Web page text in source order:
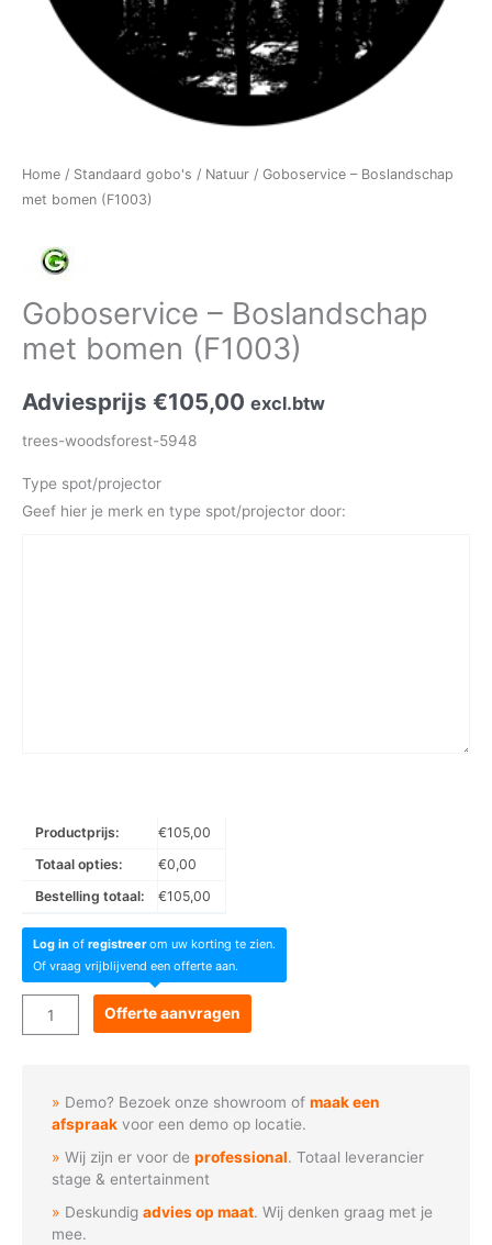
Home / Standaard gobo's / Natuur / Goboservice – Boslandschap
met bomen (F1003)
Goboservice – Boslandschap
met bomen (F1003)
Adviesprijs €105,00 excl.btw
trees-woodsforest-5948
Type spot/projector
Geef hier je merk en type spot/projector door:
Productprijs: €105,00
Totaal opties:
€0,00
Bestelling totaal:
€105,00
Log in of registreerom uw korting te zien.
Of vraag vrijblijvend een offerte aan.
Goboservice
-
bomen
aantal
Offerte aanvragen
Demo? Bezoek onze showroom ofmaak een
afspraak voor een demo op locatie.
Wij zijn er voor deprofessional. Totaal leverancier
stage & entertainment
Deskundigadvies op maat. Wij denken graag met je
mee.